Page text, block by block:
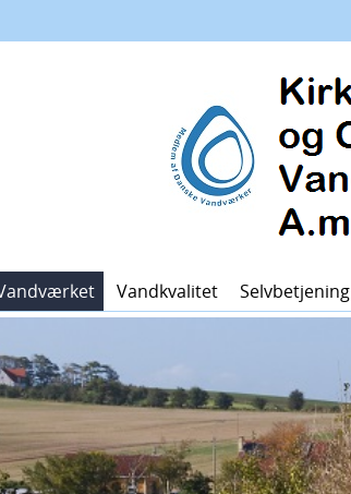
Vandkvalitet Selvbetjening